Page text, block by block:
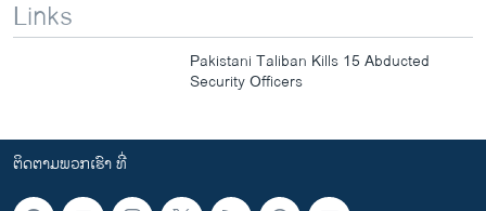
Links
Pakistani Taliban Kills 15 Abducted
Security Officers
ຕິດຕາມພວກເຮົາ ທີ່